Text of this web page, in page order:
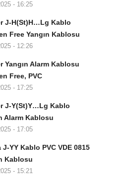
- 16:25
J-H(St)H…Lg Kablo
Free Yangın Kablosu
- 12:26
Yangın Alarm Kablosu
Free, PVC
- 17:25
J-Y(St)Y…Lg Kablo
Alarm Kablosu
- 17:05
J-YY Kablo PVC VDE 0815
Kablosu
- 15:21